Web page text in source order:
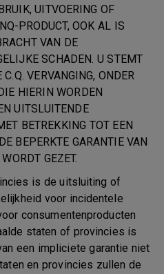
UITVOERING OF
PRODUCT, OOK AL IS
VAN DE
SCHADEN. U STEMT
VERVANGING, ONDER
HIERIN WORDEN
UITSLUITENDE
BETREKKING TOT EEN
BEPERKTE GARANTIE VAN
GEZET.
is de uitsluiting of
voor incidentele
consumentenproducten
staten of provincies is
een impliciete garantie niet
en provincies zullen de